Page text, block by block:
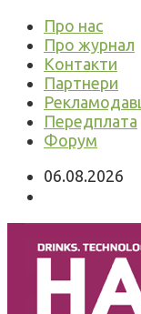
Про нас
Про журнал
Контакти
Партнери
Передплата
Форум
06.08.2026